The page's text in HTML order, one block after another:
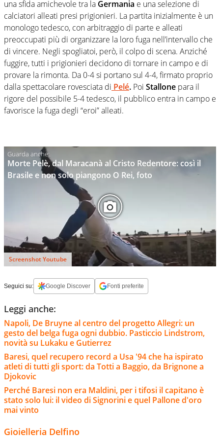
una sfida amichevole tra la Germania e una selezione di
calciatori alleati presi prigionieri. La partita inizialmente è un
monologo tedesco, con arbitraggio di parte e alleati
preoccupati più di organizzare la loro fuga nell’intervallo che
di vincere. Negli spogliatoi, però, il colpo di scena. Anziché
fuggire, tutti i prigionieri decidono di tornare in campo e di
provare la rimonta. Da 0-4 si portano sul 4-4, firmato proprio
dalla spettacolare rovesciata di Pelé. Poi Stallone para il
rigore del possibile 5-4 tedesco, il pubblico entra in campo e
favorisce la fuga degli “eroi” alleati.
Morte Pelè, dal Maracanà al Cristo Redentore: così il
Brasile e non solo piangono O Rei, foto
Screenshot Youtube
Seguici su: Google Discover Fonti preferite
Leggi anche:
Napoli, De Bruyne al centro del progetto Allegri: un
gesto del belga fuga ogni dubbio. Pasticcio Lindstrom,
novità su Lukaku e Gutierrez
Baresi, quel recupero record a Usa '94 che ha ispirato
atleti di tutti gli sport: da Totti a Baggio, da Brignone a
Djokovic
Perché Baresi non era Maldini, per i tifosi il capitano è
stato solo lui: il video di Signorini e quel Pallone d'oro
mai vinto
Gioielleria Delfino